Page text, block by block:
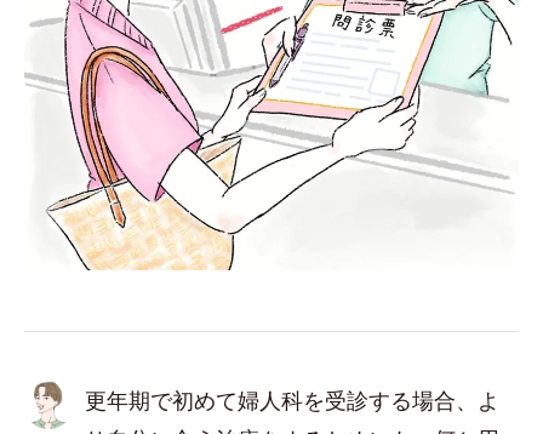
更年期で初めて婦人科を受診する場合、よ